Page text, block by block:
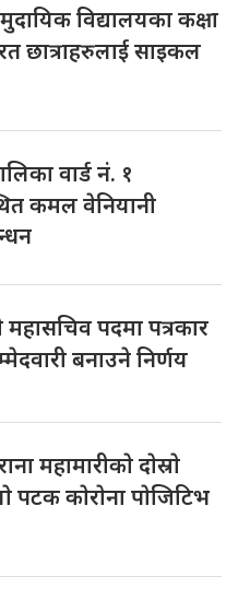
विद्यालयका कक्षा
छात्राहरुलाई साइकल
वार्ड नं. १
कमल वेनियानी
पदमा पत्रकार
बनाउने निर्णय
महामारीकाे दाेस्राे
पटक काेराेना पाेजिटिभ